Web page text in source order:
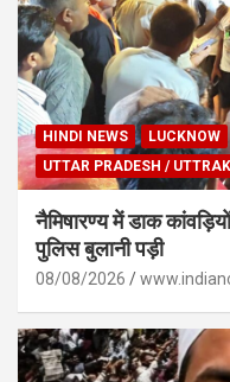
HINDI NEWS LUCKNOW
UTTAR PRADESH /
नैमिषारण्य में डाक
पुलिस बुलानी पड़ी
08/08/2026